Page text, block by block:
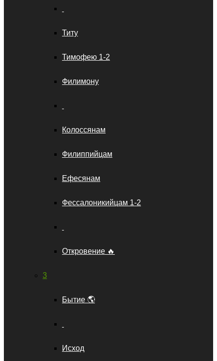
Титу
Тимофею 1-2
Филимону
Колоссянам
Филиппийцам
Ефесянам
Фессалоникийцам 1-2
Откровение 🔥
3
Бытие 🌎
Исход